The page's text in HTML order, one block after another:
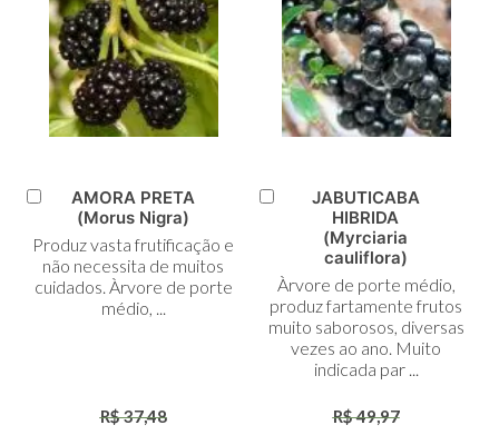
Adicionar
Carrinho
AMORA PRETA
(Morus Nigra)
Produz vasta frutificação e
não necessita de muitos
cuidados. Àrvore de porte
médio, ...
R$ 37,48
Adicionar
Carrinho
JABUTICABA
HIBRIDA
(Myrciaria
cauliflora)
Àrvore de porte médio,
produz fartamente frutos
muito saborosos, diversas
vezes ao ano. Muito
indicada par ...
R$ 49,97